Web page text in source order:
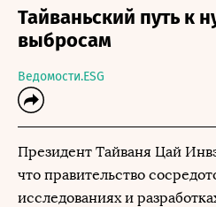
Тайваньский путь к
выбросам
Ведомости.ESG
Президент Тайваня Цай
что правительство
исследованиях и